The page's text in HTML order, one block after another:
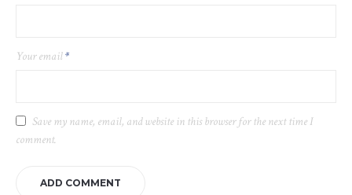
Your email*
Save my name, email, and website in this browser for the next time I
comment.